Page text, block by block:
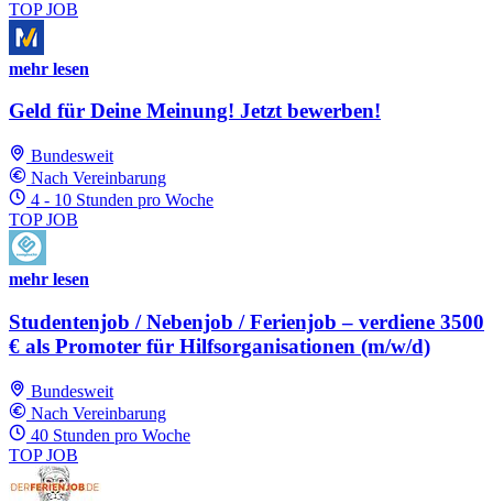
TOP JOB
mehr lesen
Geld für Deine Meinung! Jetzt bewerben!
Bundesweit
Nach Vereinbarung
4 - 10 Stunden pro Woche
TOP JOB
mehr lesen
Studentenjob / Nebenjob / Ferienjob – verdiene 3500
€ als Promoter für Hilfsorganisationen (m/w/d)
Bundesweit
Nach Vereinbarung
40 Stunden pro Woche
TOP JOB